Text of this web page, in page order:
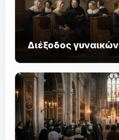
Διέξοδος γυναικών